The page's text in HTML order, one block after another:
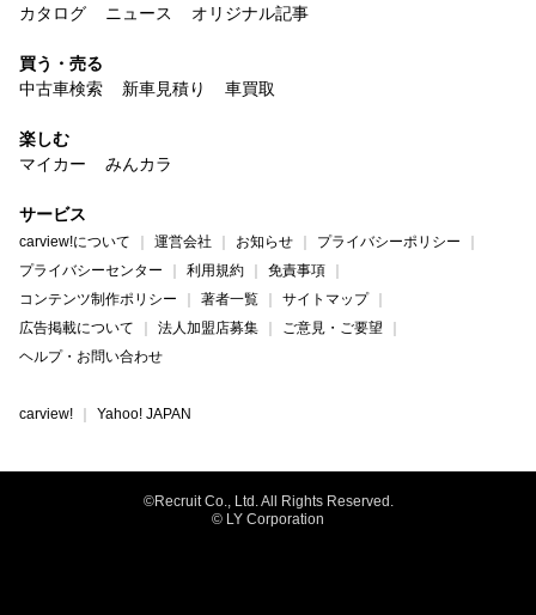
カタログ
ニュース オリジナル記事
買う・売る
中古車検索
新車見積り 車買取
楽しむ
マイカー
みんカラ
サービス
carview!について 運営会社 お知らせ
プライバシーポリシー
プライバシーセンター
利用規約
免責事項
コンテンツ制作ポリシー
著者一覧
サイトマップ
広告掲載について
法人加盟店募集
ご意見・ご要望
ヘルプ・お問い合わせ
carview! Yahoo! JAPAN
©Recruit Co., Ltd. All Rights Reserved.
© LY Corporation